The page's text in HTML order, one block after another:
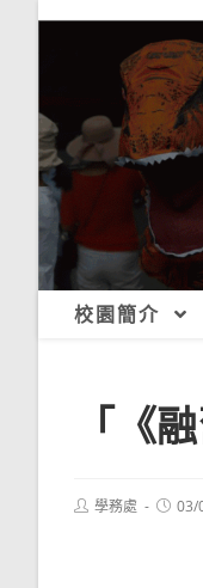
校園簡介
「《
Post學務處
Post03/